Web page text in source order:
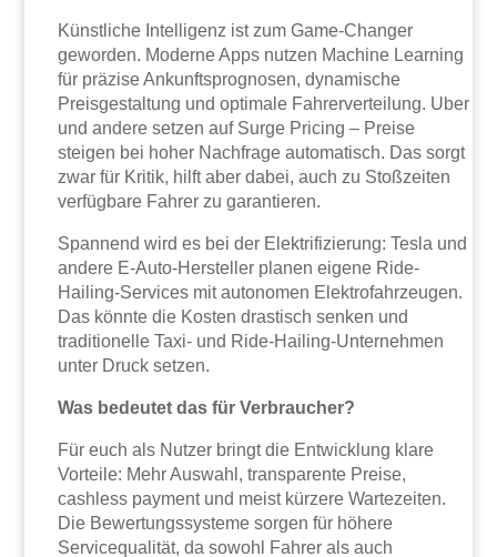
Künstliche Intelligenz ist zum Game-Changer
geworden. Moderne Apps nutzen Machine Learning
für präzise Ankunftsprognosen, dynamische
Preisgestaltung und optimale Fahrerverteilung. Uber
und andere setzen auf Surge Pricing – Preise
steigen bei hoher Nachfrage automatisch. Das sorgt
zwar für Kritik, hilft aber dabei, auch zu Stoßzeiten
verfügbare Fahrer zu garantieren.
Spannend wird es bei der Elektrifizierung: Tesla und
andere E-Auto-Hersteller planen eigene Ride-
Hailing-Services mit autonomen Elektrofahrzeugen.
Das könnte die Kosten drastisch senken und
traditionelle Taxi- und Ride-Hailing-Unternehmen
unter Druck setzen.
Was bedeutet das für Verbraucher?
Für euch als Nutzer bringt die Entwicklung klare
Vorteile: Mehr Auswahl, transparente Preise,
cashless payment und meist kürzere Wartezeiten.
Die Bewertungssysteme sorgen für höhere
Servicequalität, da sowohl Fahrer als auch